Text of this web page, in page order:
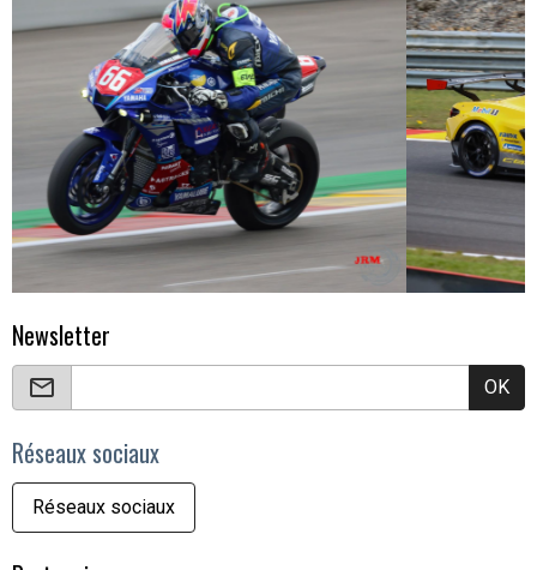
Newsletter
OK
Réseaux sociaux
Réseaux sociaux